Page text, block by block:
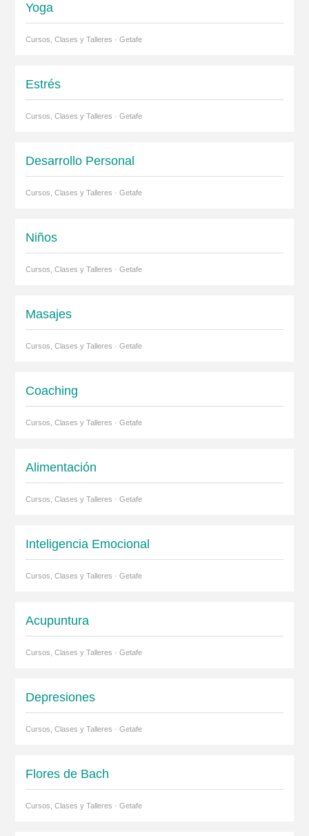
Yoga
Cursos, Clases y Talleres · Getafe
Estrés
Cursos, Clases y Talleres · Getafe
Desarrollo Personal
Cursos, Clases y Talleres · Getafe
Niños
Cursos, Clases y Talleres · Getafe
Masajes
Cursos, Clases y Talleres · Getafe
Coaching
Cursos, Clases y Talleres · Getafe
Alimentación
Cursos, Clases y Talleres · Getafe
Inteligencia Emocional
Cursos, Clases y Talleres · Getafe
Acupuntura
Cursos, Clases y Talleres · Getafe
Depresiones
Cursos, Clases y Talleres · Getafe
Flores de Bach
Cursos, Clases y Talleres · Getafe